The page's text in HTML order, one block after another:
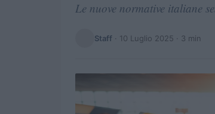
Le nuove normative italiane
Staff · 10 Luglio 2025 · 3 min